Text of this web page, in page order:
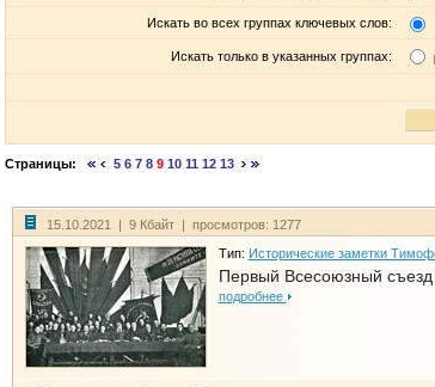
Искать во всех группах ключевых слов:
Искать только в указанных группах:
Страницы: 5 6 7 8 9 10 11 12 13
15.10.2021 | 9 Кбайт | просмотров: 1277
Тип: Исторические заметки
Первый Всесоюзный съезд
подробнее